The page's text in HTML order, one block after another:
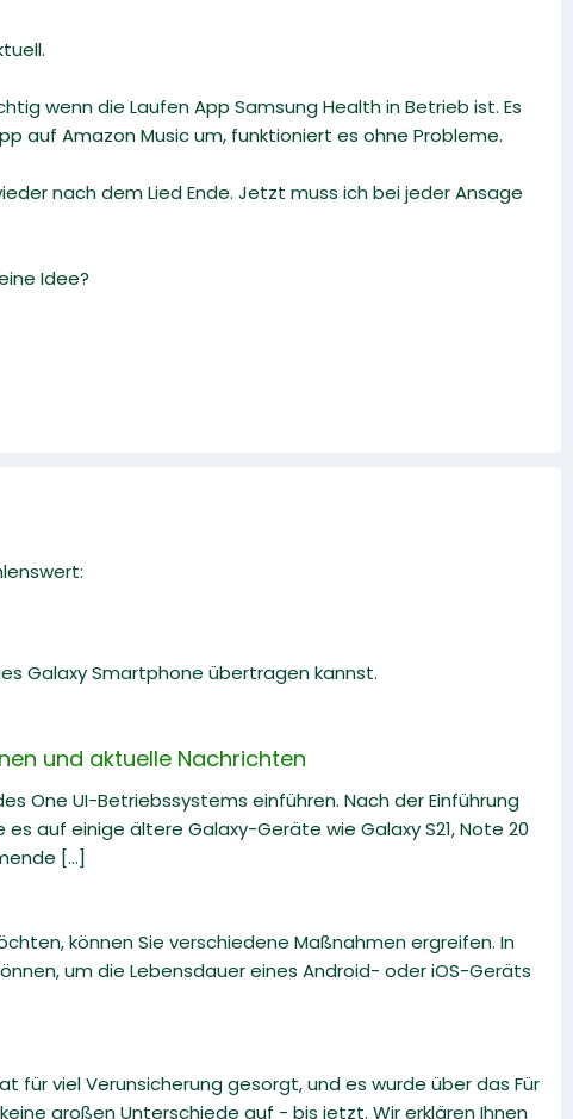
wenn die Laufen App Samsung Health in Betrieb ist. Es
auf Amazon Music um, funktioniert es ohne Probleme.
nach dem Lied Ende. Jetzt muss ich bei jeder Ansage
Idee?
Galaxy Smartphone übertragen kannst.
und aktuelle Nachrichten
One UI-Betriebssystems einführen. Nach der Einführung
auf einige ältere Galaxy-Geräte wie Galaxy S21, Note 20
[...]
können Sie verschiedene Maßnahmen ergreifen. In
um die Lebensdauer eines Android- oder iOS-Geräts
für viel Verunsicherung gesorgt, und es wurde über das Für
großen Unterschiede auf - bis jetzt. Wir erklären Ihnen